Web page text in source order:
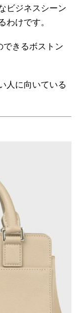
ビジネスシーン
わけです。
できるボストン
人に向いている